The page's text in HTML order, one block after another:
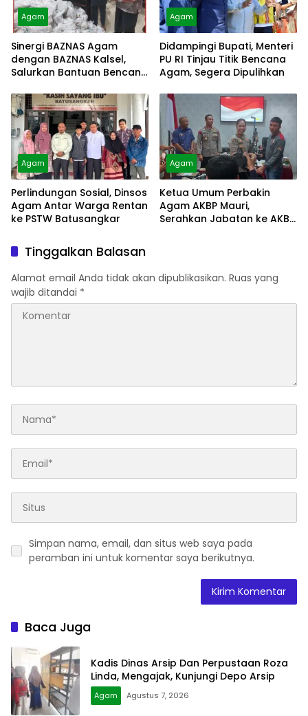
Agam
Sinergi BAZNAS Agam
dengan BAZNAS Kalsel,
Salurkan Bantuan Bencana
Agam
Didampingi Bupati, Menteri
PU RI Tinjau Titik Bencana
Agam, Segera Dipulihkan
Agam
Perlindungan Sosial, Dinsos
Agam Antar Warga Rentan
ke PSTW Batusangkar
Agam
Ketua Umum Perbakin
Agam AKBP Mauri,
Serahkan Jabatan ke AKBP
Tinggalkan Balasan
Alamat email Anda tidak akan dipublikasikan. Ruas yang
wajib ditandai *
Simpan nama, email, dan situs web saya pada
peramban ini untuk komentar saya berikutnya.
Baca Juga
Kadis Dinas Arsip Dan Perpustaan Roza
Linda, Mengajak, Kunjungi Depo Arsip
Agam Agustus 7, 2026